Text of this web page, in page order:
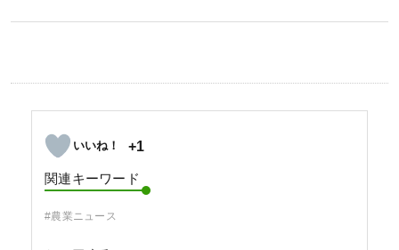
+1
関連キーワード
#農業ニュース